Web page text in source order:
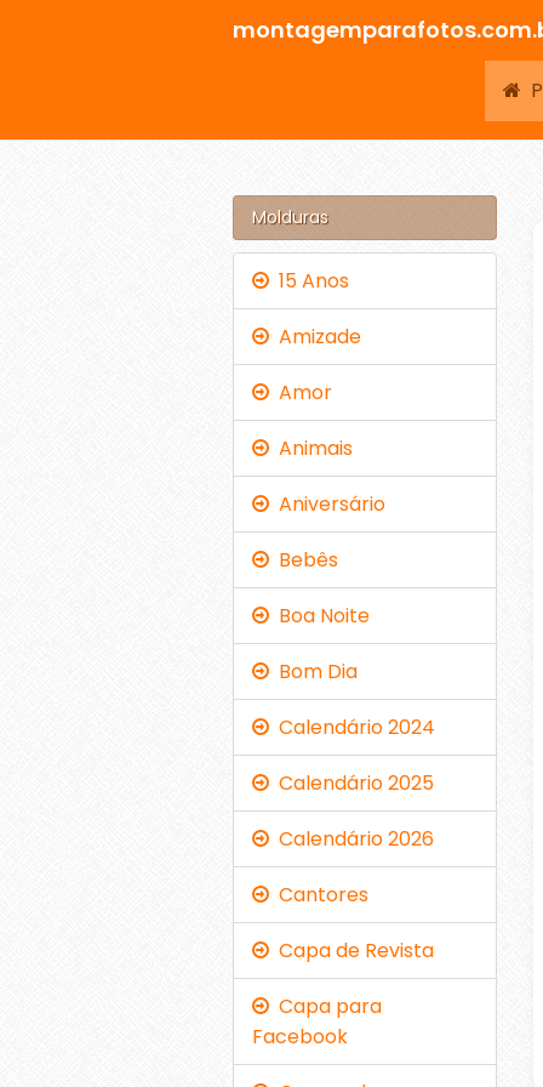
Molduras
15 Anos
Amizade
Amor
Animais
Aniversário
Bebês
Boa Noite
Bom Dia
Calendário 2024
Calendário 2025
Calendário 2026
Cantores
Capa de Revista
Capa para
Facebook